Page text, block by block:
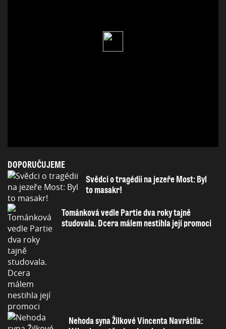
DOPORUČUJEME
Svědci o tragédii na jezeře Most: Byl
to masakr!
Tománková vedle Partie dva roky tajně
studovala. Dcera málem nestihla její promoci
Nehoda syna Žilkové Vincenta Navrátila: